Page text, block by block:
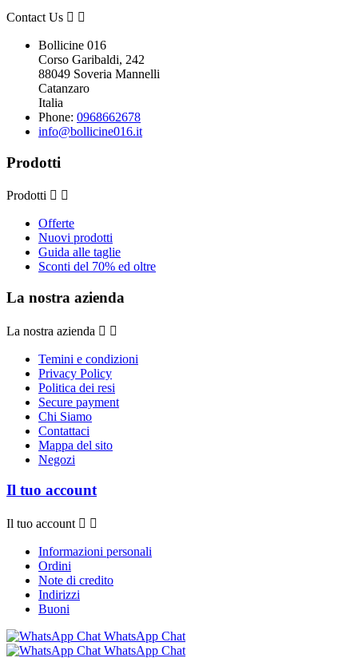
Contact Us  
Bollicine 016
Corso Garibaldi, 242
88049 Soveria Mannelli
Catanzaro
Italia
Phone: 0968662678
info@bollicine016.it
Prodotti
Prodotti  
Offerte
Nuovi prodotti
Guida alle taglie
Sconti del 70% ed oltre
La nostra azienda
La nostra azienda  
Temini e condizioni
Privacy Policy
Politica dei resi
Secure payment
Chi Siamo
Contattaci
Mappa del sito
Negozi
Il tuo account
Il tuo account  
Informazioni personali
Ordini
Note di credito
Indirizzi
Buoni
WhatsApp Chat
WhatsApp Chat